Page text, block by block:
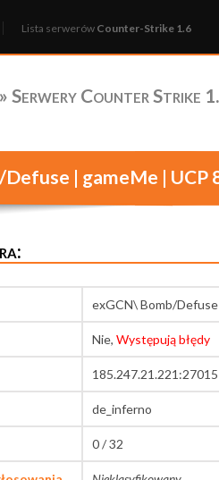
Lista serwerów Counter-Strike 1.6
» Serwery Counter Strike
| gameMe | UCP
exGCN\ Bomb/
Nie, Występują błędy
185.247.21.221:27015
de_inferno
0 / 32